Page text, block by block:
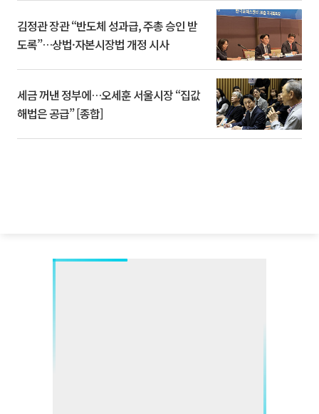
김정관 장관 “반도체 성과급, 주총 승인 받
도록”…상법·자본시장법 개정 시사
세금 꺼낸 정부에…오세훈 서울시장 “집값
해법은 공급” [종합]